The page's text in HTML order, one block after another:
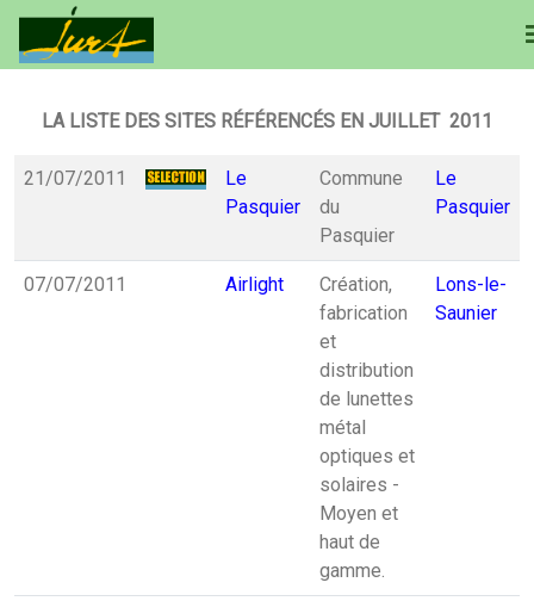
LA LISTE DES SITES RÉFÉRENCÉS EN JUILLET 2011
21/07/2011
Le
Pasquier
Commune
du
Pasquier
Le
Pasquier
07/07/2011 Airlight
Création,
fabrication
et
distribution
de lunettes
métal
optiques et
solaires -
Moyen et
haut de
gamme.
Lons-le-
Saunier